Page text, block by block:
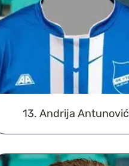
13. Andrija Antunović